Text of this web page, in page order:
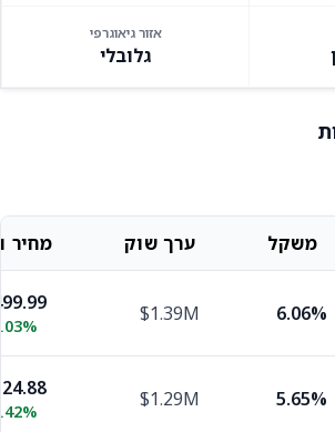
אזור גיאוגרפי
גלובלי
משקל ערך שוק מחיר
6.06%
$1.39M
5.65%
$1.29M